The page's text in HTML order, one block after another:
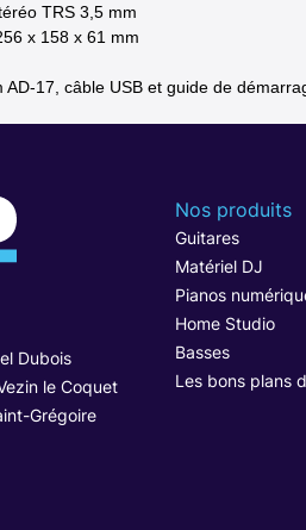
TRS 3,5 mm
x 158 x 61 mm
AD-17, câble USB et guide de
Dubois
le Coquet
Grégoire
Nos produits
Guitares
Matériel DJ
Pianos
Home Studio
Basses
Les bons plans